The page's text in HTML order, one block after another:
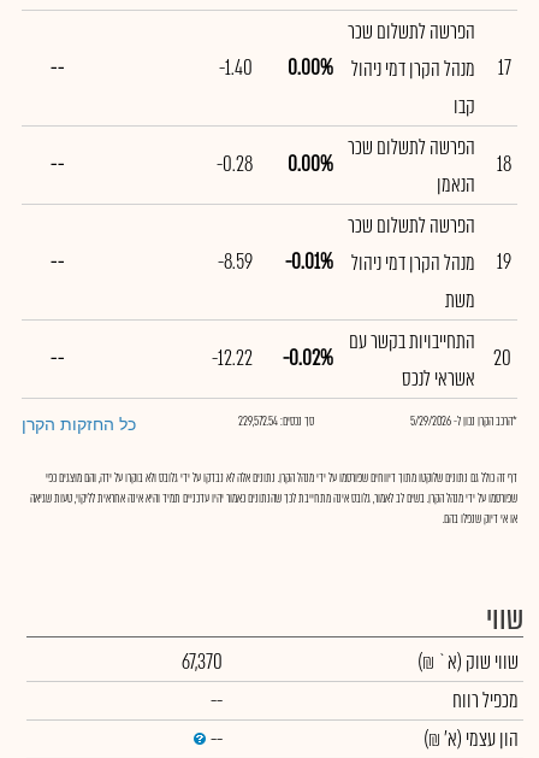
17
הפרשה לתשלום שכר
מנהל הקרן דמי ניהול
קבו
0.00%
-1.40
--
18
הפרשה לתשלום שכר
הנאמן
0.00%
-0.28
--
19
הפרשה לתשלום שכר
מנהל הקרן דמי ניהול
משת
-0.01%
-8.59
--
20
התחייבויות בקשר עם
אשראי לנכס
-0.02%
-12.22
--
*הרכב הקרן נכון ל- 5/29/2026 סך נכסים: 229,572.54 כל החזקות הקרן
דף זה כולל גם נתונים שלוקטו מתוך דיווחים שפורסמו על ידי מנהל הקרן. נתונים אלה לא נבדקו על ידי גלובס ולא בוקרו על ידה, והם מוצגים כפי
שפורסמו על ידי מנהל הקרן. בשים לב לאמור, גלובס אינה מתחייבת לכך שהנתונים כאמור יהיו עדכניים תמיד והיא אינה אחראית לליקוי, טעות שגיאה
או אי דיוק שנפלו בהם.
שווי
שווי שוק (א` ₪)
67,370
מכפיל רווח
--
הון עצמי (א' ₪)
--